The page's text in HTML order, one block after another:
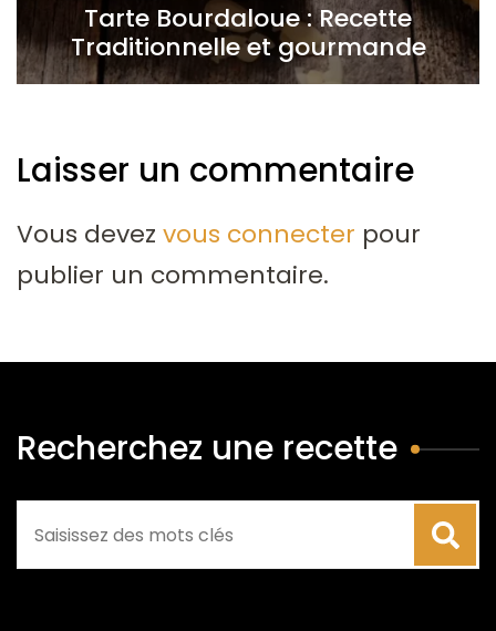
Tarte Bourdaloue : Recette
Traditionnelle et gourmande
Laisser un commentaire
Vous devez vous connecter pour
publier un commentaire.
Recherchez une recette